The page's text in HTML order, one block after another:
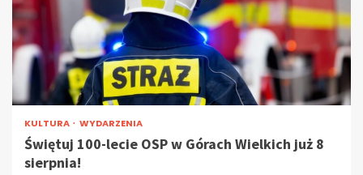
KULTURA WYDARZENIA
Świętuj 100-lecie OSP w Górach Wielkich już 8
sierpnia!